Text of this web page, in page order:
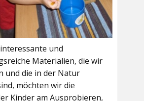
und
Materialien, die wir
und die in der Natur
möchten wir die
Kinder am Ausprobieren,